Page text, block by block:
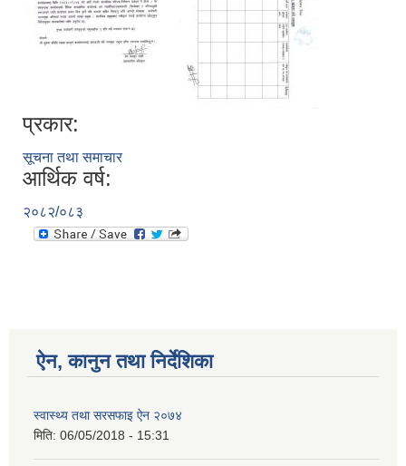
प्रकार:
सूचना तथा समाचार
आर्थिक वर्ष:
२०८२/०८३
ऐन, कानुन तथा निर्देशिका
स्वास्थ्य तथा सरसफाइ ऐन २०७४
मिति: 06/05/2018 - 15:31